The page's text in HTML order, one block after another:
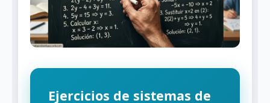
Ejercicios de sistemas de